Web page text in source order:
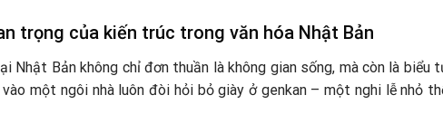
trọng của kiến trúc trong văn hóa Nhật Bản
Nhật Bản không chỉ đơn thuần là không gian sống, mà còn là
vào một ngôi nhà luôn đòi hỏi bỏ giày ở genkan – một nghi lễ nhỏ